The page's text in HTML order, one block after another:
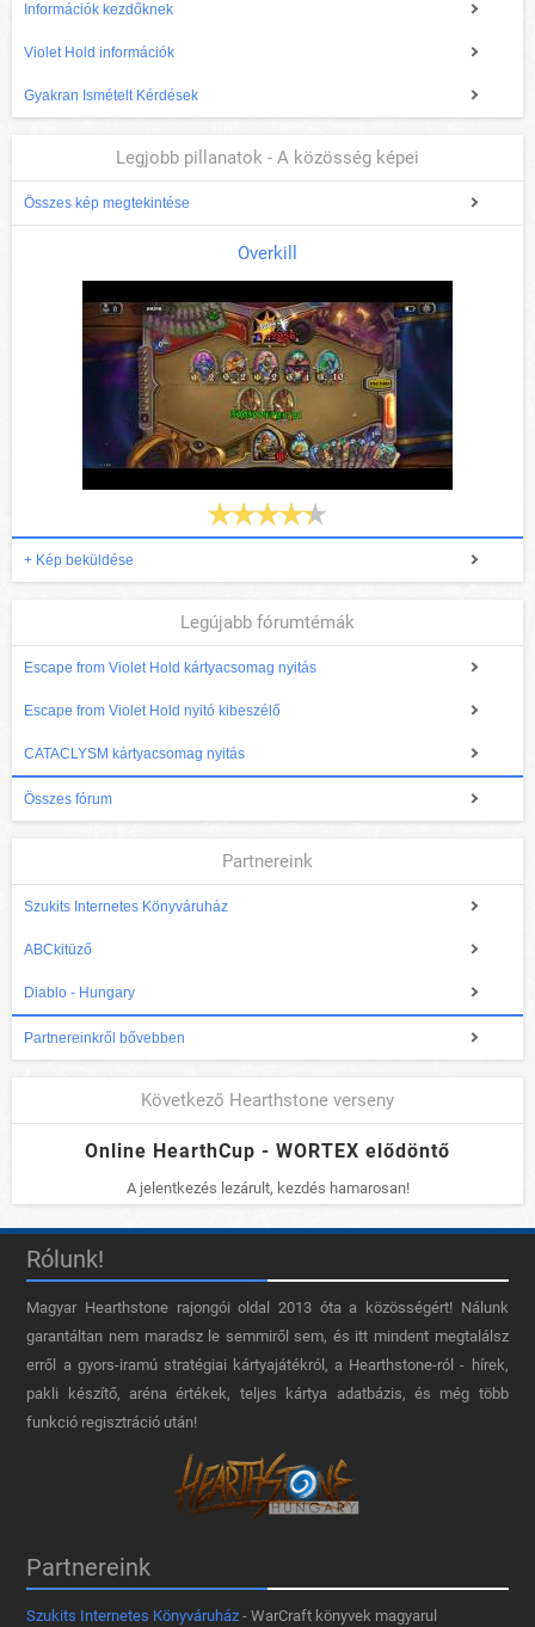
Információk kezdőknek
Violet Hold információk
Gyakran Ismételt Kérdések
Legjobb pillanatok - A közösség képei
Összes kép megtekintése
Overkill
+ Kép beküldése
Legújabb fórumtémák
Escape from Violet Hold kártyacsomag nyitás
Escape from Violet Hold nyitó kibeszélő
CATACLYSM kártyacsomag nyitás
Összes fórum
Partnereink
Szukits Internetes Könyváruház
ABCkitüző
Diablo - Hungary
Partnereinkről bővebben
Következő Hearthstone verseny
Online HearthCup - WORTEX elődöntő
A jelentkezés lezárult, kezdés hamarosan!
Rólunk!
Magyar Hearthstone​ rajongói oldal 2013 óta a közösségért! Nálunk
garantáltan nem maradsz le semmiről sem, és itt mindent megtalálsz
erről a gyors-iramú stratégiai kártyajátékról, a Hearthstone-ról - hírek,
pakli készítő, aréna értékek, teljes kártya adatbázis, és még több
funkció regisztráció után!
Partnereink
Szukits Internetes Könyváruház - WarCraft könyvek magyarul